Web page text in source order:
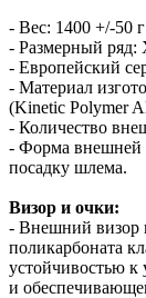
- Вес: 1400 +/-50 г
- Размерный ряд:
- Европейский
- Материал
(Kinetic Polymer
- Количество
- Форма внешней
посадку шлема.
Визор и очки:
- Внешний визор
поликарбоната
устойчивостью
и